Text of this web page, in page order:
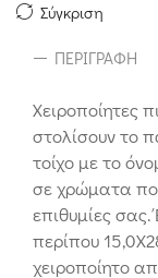
Σύγκριση
ΠΕΡΙΓΡΑΦΉ
Χειροποίητες
στολίσουν το
τοίχο με το
σε χρώματα
επιθυμίες
περίπου
χειροποίητο